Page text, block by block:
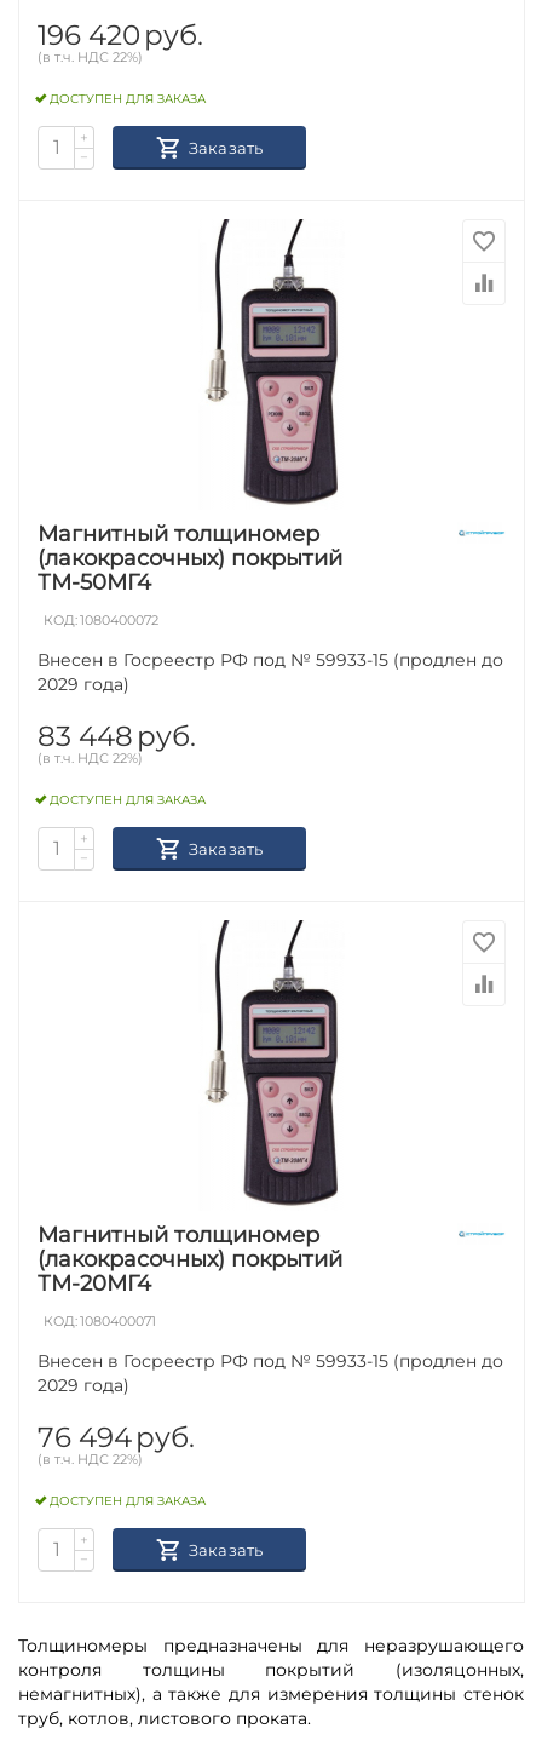
Толщиномеры предназначены для неразрушающего
контроля толщины покрытий (изоляцонных,
немагнитных), а также для измерения толщины стенок
труб, котлов, листового проката.
196 420 руб.
(в т.ч. НДС 22%)
ДОСТУПЕН ДЛЯ ЗАКАЗА
+
−
Заказать
Магнитный толщиномер
(лакокрасочных) покрытий
ТМ-50МГ4
КОД:1080400072
Внесен в Госреестр РФ под № 59933-15 (продлен до
2029 года)
83 448 руб.
(в т.ч. НДС 22%)
ДОСТУПЕН ДЛЯ ЗАКАЗА
+
−
Заказать
Магнитный толщиномер
(лакокрасочных) покрытий
ТМ-20МГ4
КОД:1080400071
Внесен в Госреестр РФ под № 59933-15 (продлен до
2029 года)
76 494руб.
(в т.ч. НДС 22%)
ДОСТУПЕН ДЛЯ ЗАКАЗА
+
−
Заказать